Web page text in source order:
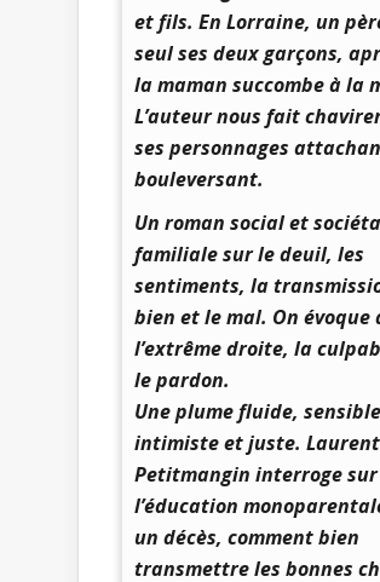
et fils. En Lorraine, un
seul ses deux garçons,
la maman succombe à la
L’auteur nous fait
ses personnages
bouleversant.
Un roman social et
familiale sur le deuil, les
sentiments, la
bien et le mal. On évoque
l’extrême droite, la
le pardon.
Une plume fluide,
intimiste et juste. Laurent
Petitmangin interroge sur
l’éducation
un décès, comment bien
transmettre les bonnes